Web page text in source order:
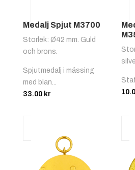
Medalj Spjut M3700
Storlek: Ø42 mm. Guld
och brons.
Spjutmedalj i mässing
med blan...
33.00 kr